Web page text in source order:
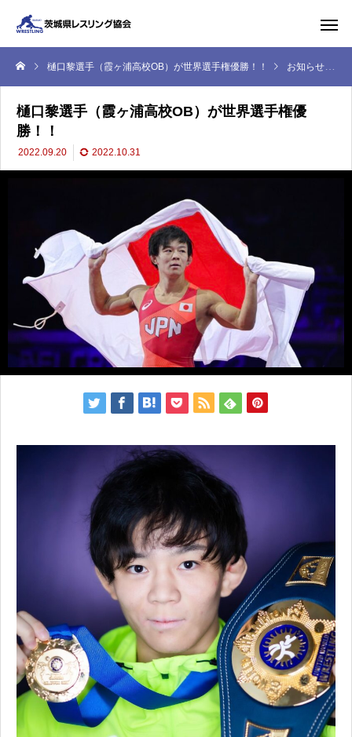
樋口黎選手（霞ヶ浦高校OB）が世界選手権優勝！！ お知らせ
樋口黎選手（霞ヶ浦高校OB）が世界選手権優
勝！！
2022.09.20 2022.10.31